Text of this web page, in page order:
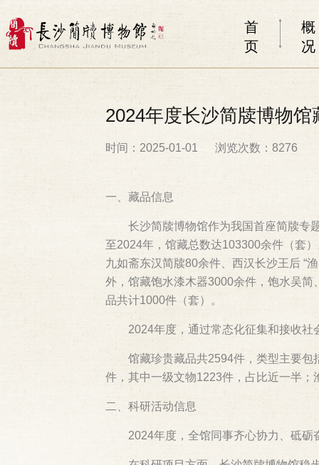
首
页
概
况
2024年度长沙简牍博物
时间：2025-01-01 浏览次数：8276
一、藏品信息
长沙简牍博物馆作为我国首座简牍专
至2024年，馆藏总数达103300余件（套
九如斋东汉简牍80余件、西汉长沙王后 “
外，馆藏饱水漆木器3000余件，饱水吴
品共计1000件（套）。
2024年度，通过常态化征集和接收
馆藏珍贵藏品共2594件，类型主要
件，其中一级文物1223件，占比近一半
二、科研活动信息
2024年度，全馆同事齐心协力、砥